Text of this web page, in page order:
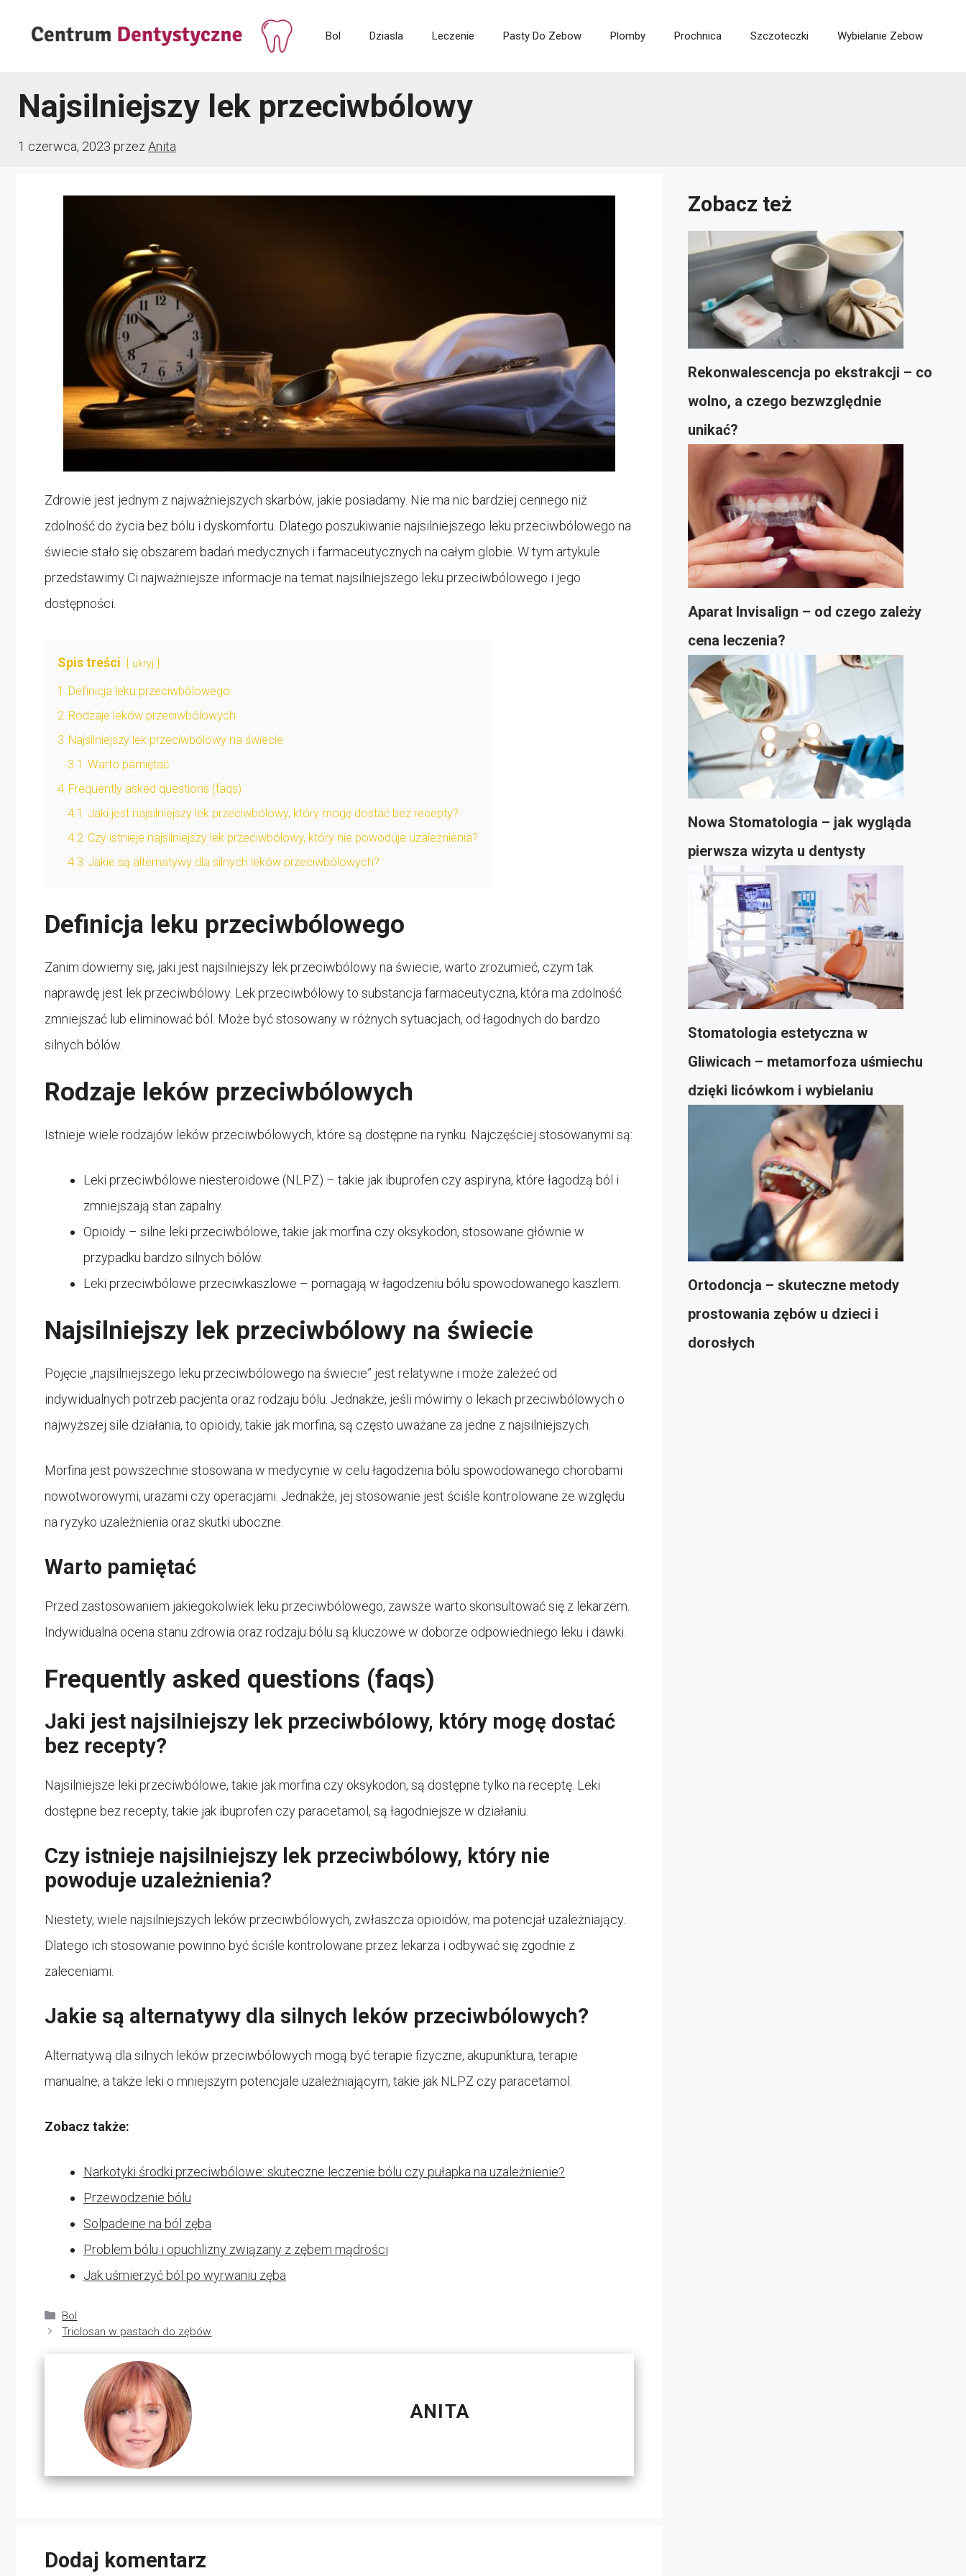
Bol Dziasla Leczenie Pasty Do Zebow Plomby Prochnica Szczoteczki Wybielanie Zebow
Najsilniejszy lek przeciwbólowy
1 czerwca, 2023 przez Anita
Zdrowie jest jednym z najważniejszych skarbów, jakie posiadamy. Nie ma nic bardziej cennego niż
zdolność do życia bez bólu i dyskomfortu. Dlatego poszukiwanie najsilniejszego leku przeciwbólowego na
świecie stało się obszarem badań medycznych i farmaceutycznych na całym globie. W tym artykule
przedstawimy Ci najważniejsze informacje na temat najsilniejszego leku przeciwbólowego i jego
dostępności.
Spis treści ukryj
1 Definicja leku przeciwbólowego
2 Rodzaje leków przeciwbólowych
3 Najsilniejszy lek przeciwbólowy na świecie
3.1 Warto pamiętać
4 Frequently asked questions (faqs)
4.1 Jaki jest najsilniejszy lek przeciwbólowy, który mogę dostać bez recepty?
4.2 Czy istnieje najsilniejszy lek przeciwbólowy, który nie powoduje uzależnienia?
4.3 Jakie są alternatywy dla silnych leków przeciwbólowych?
Definicja leku przeciwbólowego
Zanim dowiemy się, jaki jest najsilniejszy lek przeciwbólowy na świecie, warto zrozumieć, czym tak
naprawdę jest lek przeciwbólowy. Lek przeciwbólowy to substancja farmaceutyczna, która ma zdolność
zmniejszać lub eliminować ból. Może być stosowany w różnych sytuacjach, od łagodnych do bardzo
silnych bólów.
Rodzaje leków przeciwbólowych
Istnieje wiele rodzajów leków przeciwbólowych, które są dostępne na rynku. Najczęściej stosowanymi są:
Leki przeciwbólowe niesteroidowe (NLPZ) – takie jak ibuprofen czy aspiryna, które łagodzą ból i
zmniejszają stan zapalny.
Opioidy – silne leki przeciwbólowe, takie jak morfina czy oksykodon, stosowane głównie w
przypadku bardzo silnych bólów.
Leki przeciwbólowe przeciwkaszlowe – pomagają w łagodzeniu bólu spowodowanego kaszlem.
Najsilniejszy lek przeciwbólowy na świecie
Pojęcie „najsilniejszego leku przeciwbólowego na świecie” jest relatywne i może zależeć od
indywidualnych potrzeb pacjenta oraz rodzaju bólu. Jednakże, jeśli mówimy o lekach przeciwbólowych o
najwyższej sile działania, to opioidy, takie jak morfina, są często uważane za jedne z najsilniejszych.
Morfina jest powszechnie stosowana w medycynie w celu łagodzenia bólu spowodowanego chorobami
nowotworowymi, urazami czy operacjami. Jednakże, jej stosowanie jest ściśle kontrolowane ze względu
na ryzyko uzależnienia oraz skutki uboczne.
Warto pamiętać
Przed zastosowaniem jakiegokolwiek leku przeciwbólowego, zawsze warto skonsultować się z lekarzem.
Indywidualna ocena stanu zdrowia oraz rodzaju bólu są kluczowe w doborze odpowiedniego leku i dawki.
Frequently asked questions (faqs)
Jaki jest najsilniejszy lek przeciwbólowy, który mogę dostać
bez recepty?
Najsilniejsze leki przeciwbólowe, takie jak morfina czy oksykodon, są dostępne tylko na receptę. Leki
dostępne bez recepty, takie jak ibuprofen czy paracetamol, są łagodniejsze w działaniu.
Czy istnieje najsilniejszy lek przeciwbólowy, który nie
powoduje uzależnienia?
Niestety, wiele najsilniejszych leków przeciwbólowych, zwłaszcza opioidów, ma potencjał uzależniający.
Dlatego ich stosowanie powinno być ściśle kontrolowane przez lekarza i odbywać się zgodnie z
zaleceniami.
Jakie są alternatywy dla silnych leków przeciwbólowych?
Alternatywą dla silnych leków przeciwbólowych mogą być terapie fizyczne, akupunktura, terapie
manualne, a także leki o mniejszym potencjale uzależniającym, takie jak NLPZ czy paracetamol.
Zobacz także:
Narkotyki środki przeciwbólowe: skuteczne leczenie bólu czy pułapka na uzależnienie?
Przewodzenie bólu
Solpadeine na ból zęba
Problem bólu i opuchlizny związany z zębem mądrości
Jak uśmierzyć ból po wyrwaniu zęba
Kategorie
Bol
Triclosan w pastach do zębów
ANITA
Dodaj komentarz
Zobacz też
Rekonwalescencja po ekstrakcji – co
wolno, a czego bezwzględnie
unikać?
Aparat Invisalign – od czego zależy
cena leczenia?
Nowa Stomatologia – jak wygląda
pierwsza wizyta u dentysty
Stomatologia estetyczna w
Gliwicach – metamorfoza uśmiechu
dzięki licówkom i wybielaniu
Ortodoncja – skuteczne metody
prostowania zębów u dzieci i
dorosłych